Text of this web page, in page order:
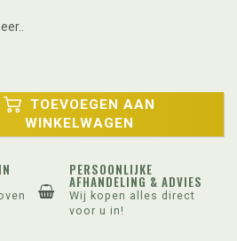
TOEVOEGEN AAN
WINKELWAGEN
PERSOONLIJKE
AFHANDELING & ADVIES
Wij kopen alles direct
voor u in!